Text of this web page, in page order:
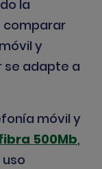
la
comparar
y
se adapte a
móvil y
500Mb,